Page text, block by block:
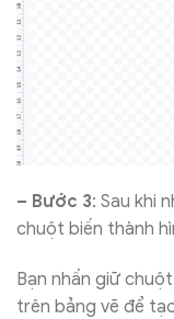
– Bước 3: Sau khi
chuột biến thành
Bạn nhấn giữ
trên bảng vẽ để